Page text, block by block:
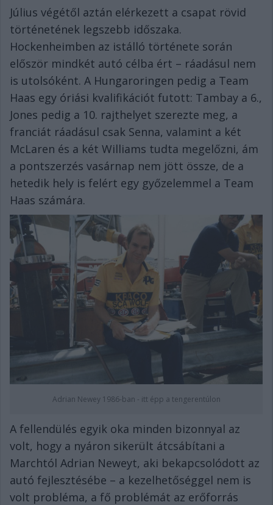
Július végétől aztán elérkezett a csapat rövid
történetének legszebb időszaka.
Hockenheimben az istálló története során
először mindkét autó célba ért – ráadásul nem
is utolsóként. A Hungaroringen pedig a Team
Haas egy óriási kvalifikációt futott: Tambay a 6.,
Jones pedig a 10. rajthelyet szerezte meg, a
franciát ráadásul csak Senna, valamint a két
McLaren és a két Williams tudta megelőzni, ám
a pontszerzés vasárnap nem jött össze, de a
hetedik hely is felért egy győzelemmel a Team
Haas számára.
Adrian Newey 1986-ban - itt épp a tengerentúlon
A fellendülés egyik oka minden bizonnyal az
volt, hogy a nyáron sikerült átcsábítani a
Marchtól Adrian Neweyt, aki bekapcsolódott az
autó fejlesztésébe – a kezelhetőséggel nem is
volt probléma, a fő problémát az erőforrás